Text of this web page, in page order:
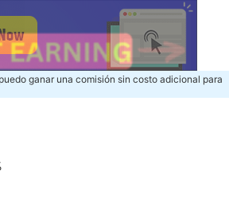
ganar una comisión sin costo adicional para